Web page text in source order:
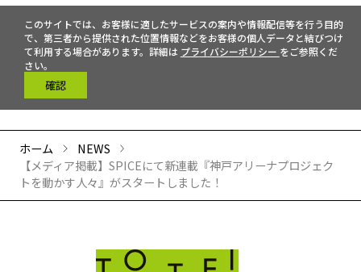
このサイトでは、お客様に適したサービスの案内や情報配信等を行う目的
で、第三者から提供された位置情報などをお客様の個人データと結びつけ
て利用する場合があります。詳細は プライバシーポリシー をご参照くだ
さい。
確認
ホーム
NEWS
【メディア掲載】SPICEにて新連載『神戸アリーナプロジェク
トを動かす人々』がスタートしました！